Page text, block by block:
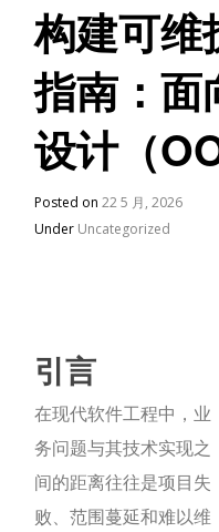
构建可维
指南：面
设计（
Posted on22 5 月, 2026
Under Uncategorized
引言
在现代软件工程中，业
务问题与其技术实现之
间的距离往往是项目失
败、范围蔓延和难以维